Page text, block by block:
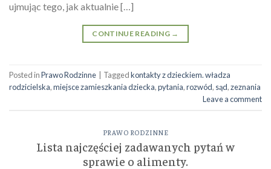
ujmując tego, jak aktualnie […]
CONTINUE READING →
Posted inPrawo Rodzinne Taggedkontakty z dzieckiem. władza
rodzicielska,miejsce zamieszkania dziecka,pytania,rozwód, sąd,zeznania
Leave a comment
PRAWO RODZINNE
Lista najczęściej zadawanych pytań w
sprawie o alimenty.